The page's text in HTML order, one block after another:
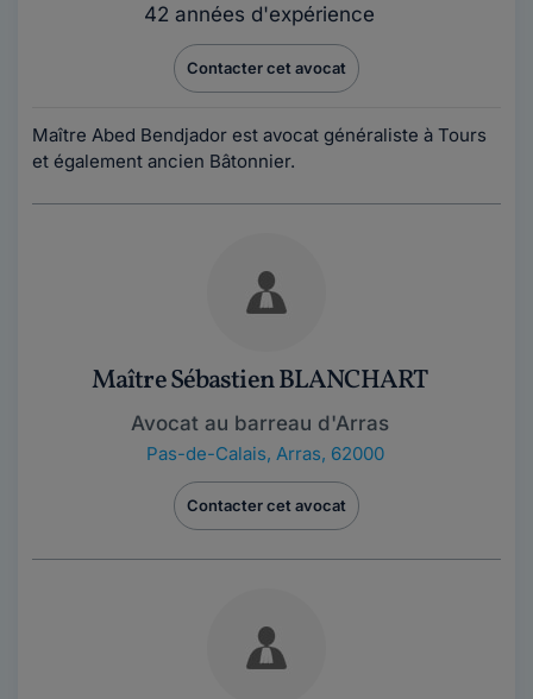
42 années d'expérience
Contacter cet avocat
Maître Abed Bendjador est avocat généraliste à Tours
et également ancien Bâtonnier.
Maître Sébastien BLANCHART
Avocat au barreau d'Arras
Pas-de-Calais, Arras, 62000
Contacter cet avocat